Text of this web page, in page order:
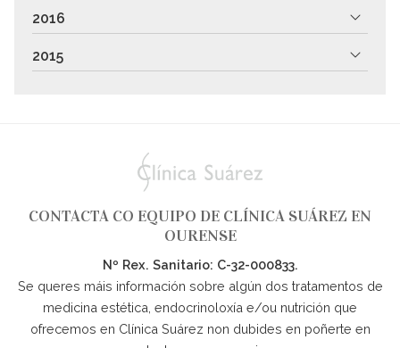
2016
2015
CONTACTA CO EQUIPO DE CLÍNICA SUÁREZ EN
OURENSE
Nº Rex. Sanitario: C-32-000833.
Se queres máis información sobre algún dos tratamentos de
medicina estética, endocrinoloxía e/ou nutrición que
ofrecemos en Clínica Suárez non dubides en poñerte en